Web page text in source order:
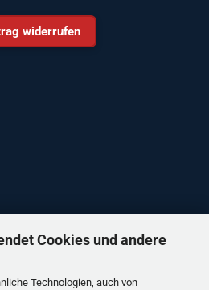
Cookies und andere
Technologien, auch von
widerrufen